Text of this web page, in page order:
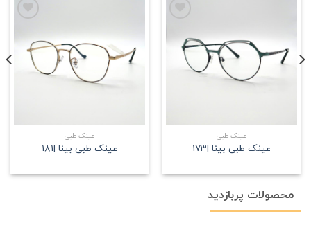
علاقه
مندی
عینک طبی
عینک طبی بینا |173
علاقه
مندی
عینک طبی
عینک طبی بینا |181
محصولات پربازدید